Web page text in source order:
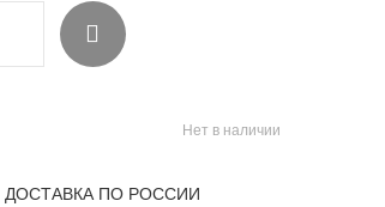
Нет в наличии
ДОСТАВКА ПО РОССИИ